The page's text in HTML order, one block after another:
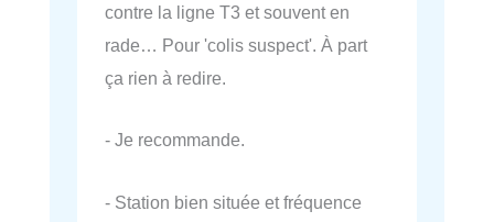
contre la ligne T3 et souvent en
rade… Pour 'colis suspect'. À part
ça rien à redire.
- Je recommande.
- Station bien située et fréquence